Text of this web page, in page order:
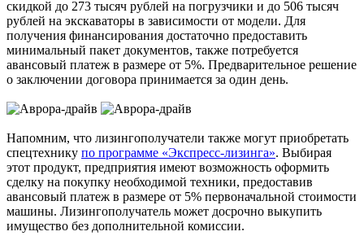
скидкой до 273 тысяч рублей на погрузчики и до 506 тысяч
рублей на экскаваторы в зависимости от модели. Для
получения финансирования достаточно предоставить
минимальный пакет документов, также потребуется
авансовый платеж в размере от 5%. Предварительное решение
о заключении договора принимается за один день.
Напомним, что лизингополучатели также могут приобретать
спецтехнику по программе «Экспресс-лизинга». Выбирая
этот продукт, предприятия имеют возможность оформить
сделку на покупку необходимой техники, предоставив
авансовый платеж в размере от 5% первоначальной стоимости
машины. Лизингополучатель может досрочно выкупить
имущество без дополнительной комиссии.